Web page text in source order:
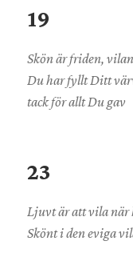
19
Skön är friden,
Du har fyllt Ditt
tack för allt Du gav
23
Ljuvt är att vila när
Skönt i den eviga